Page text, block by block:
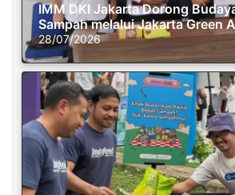
IMM DKI Jakarta Dorong
Sampah melalui Jakarta Green
28/07/2026